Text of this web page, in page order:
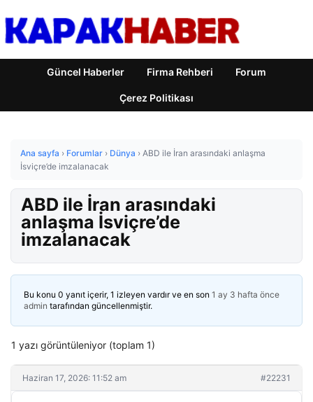
Güncel Haberler Firma Rehberi Forum
Çerez Politikası
Ana sayfa › Forumlar › Dünya › ABD ile İran arasındaki anlaşma
İsviçre’de imzalanacak
ABD ile İran arasındaki
anlaşma İsviçre’de
imzalanacak
Bu konu 0 yanıt içerir, 1 izleyen vardır ve en son 1 ay 3 hafta önce
admin tarafından güncellenmiştir.
1 yazı görüntüleniyor (toplam 1)
Haziran 17, 2026: 11:52 am #22231